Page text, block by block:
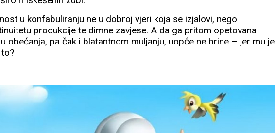
u konfabuliranju ne u dobroj vjeri koja se izjalovi, nego
produkcije te dimne zavjese. A da ga pritom opetovana
obećanja, pa čak i blatantnom muljanju, uopće ne brine – jer mu je